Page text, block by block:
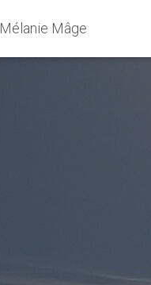
Mélanie Mâge